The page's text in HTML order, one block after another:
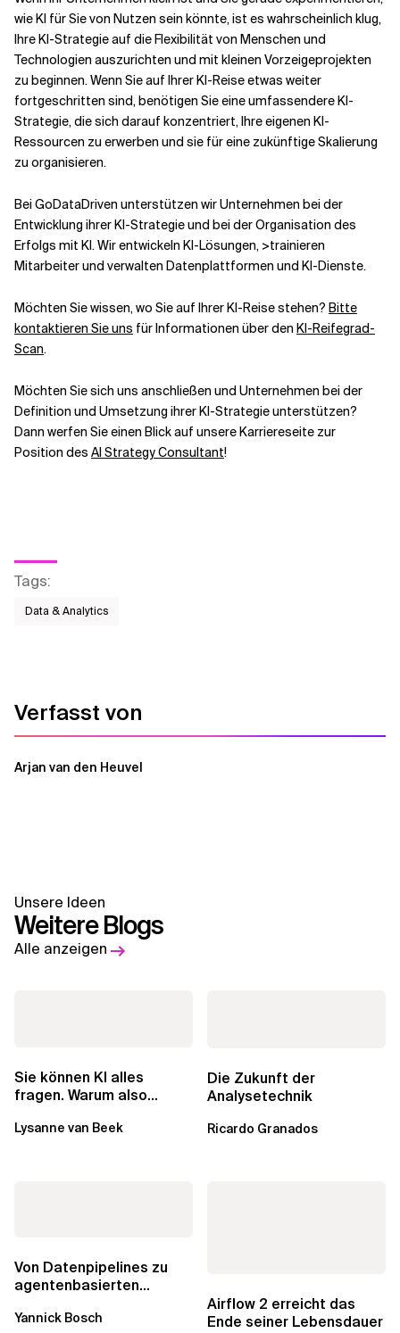
wie KI für Sie von Nutzen sein könnte, ist es wahrscheinlich klug,
Ihre KI-Strategie auf die Flexibilität von Menschen und
Technologien auszurichten und mit kleinen Vorzeigeprojekten
zu beginnen. Wenn Sie auf Ihrer KI-Reise etwas weiter
fortgeschritten sind, benötigen Sie eine umfassendere KI-
Strategie, die sich darauf konzentriert, Ihre eigenen KI-
Ressourcen zu erwerben und sie für eine zukünftige Skalierung
zu organisieren.
Bei GoDataDriven unterstützen wir Unternehmen bei der
Entwicklung ihrer KI-Strategie und bei der Organisation des
Erfolgs mit KI. Wir entwickeln KI-Lösungen, >trainieren
Mitarbeiter und verwalten Datenplattformen und KI-Dienste.
Möchten Sie wissen, wo Sie auf Ihrer KI-Reise stehen? Bitte
kontaktieren Sie uns für Informationen über den KI-Reifegrad-
Scan.
Möchten Sie sich uns anschließen und Unternehmen bei der
Definition und Umsetzung ihrer KI-Strategie unterstützen?
Dann werfen Sie einen Blick auf unsere Karriereseite zur
Position des AI Strategy Consultant!
Tags:
Data & Analytics
Verfasst von
Arjan van den Heuvel
Unsere Ideen
Weitere Blogs
Alle anzeigen
Sie können KI alles
fragen. Warum also
noch?
Lysanne van Beek
Die Zukunft der
Analysetechnik
Ricardo Granados
Von Datenpipelines zu
agentenbasierten
Analytics...
Yannick Bosch
Airflow 2 erreicht das
Ende seiner Lebensdauer